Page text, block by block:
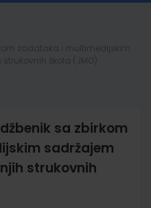
sa zbirkom
sadržajem
strukovnih